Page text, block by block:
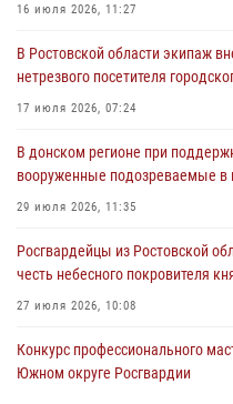
Сотрудники вневедомственной
Конкурс профессионального
15 июля 2026, 06:39
16 июля 2026, 11:27
В Ростовской области экипаж
нетрезвого посетителя
17 июля 2026, 07:24
В донском регионе при
вооруженные подозреваемые в
29 июля 2026, 11:35
Росгвардейцы из Ростовской
честь небесного покровителя
27 июля 2026, 10:08
Конкурс профессионального
Южном округе Росгвардии